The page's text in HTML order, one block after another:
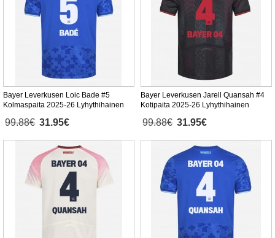
Bayer Leverkusen Loic Bade #5
Kolmaspaita 2025-26 Lyhythihainen
99.88€ 31.95€
Bayer Leverkusen Jarell Quansah #4
Kotipaita 2025-26 Lyhythihainen
99.88€ 31.95€